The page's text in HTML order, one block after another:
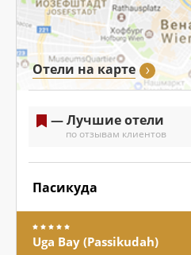
Отели на карте
— Лучшие отели
по отзывам клиентов
Пасикуда
Uga Bay (Passikudah)